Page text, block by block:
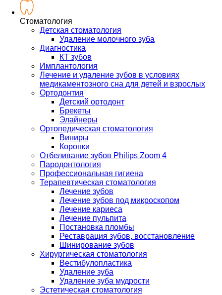
Стоматология
Детская стоматология
Удаление молочного зуба
Диагностика
КТ зубов
Имплантология
Лечение и удаление зубов в условиях
медикаментозного сна для детей и взрослых
Ортодонтия
Детский ортодонт
Брекеты
Элайнеры
Ортопедическая стоматология
Виниры
Коронки
Отбеливание зубов Philips Zoom 4
Пародонтология
Профессиональная гигиена
Терапевтическая стоматология
Лечение зубов
Лечение зубов под микроскопом
Лечение кариеса
Лечение пульпита
Постановка пломбы
Реставрация зубов, восстановление
Шинирование зубов
Хирургическая стоматология
Вестибулопластика
Удаление зуба
Удаление зуба мудрости
Эстетическая стоматология